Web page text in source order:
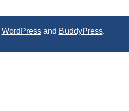
WordPressand BuddyPress.